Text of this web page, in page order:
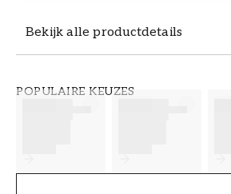
Bekijk alle productdetails
POPULAIRE KEUZES